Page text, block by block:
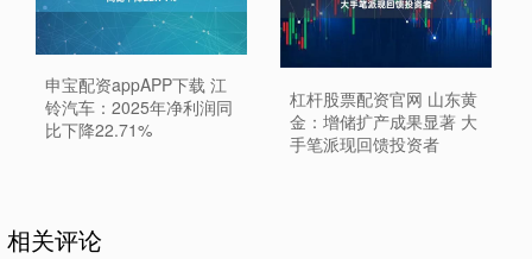
申宝配资appAPP下载 江
铃汽车：2025年净利润同
比下降22.71%
杠杆股票配资官网 山东黄
金：增储扩产成果显著 大
手笔派现回馈投资者
相关评论